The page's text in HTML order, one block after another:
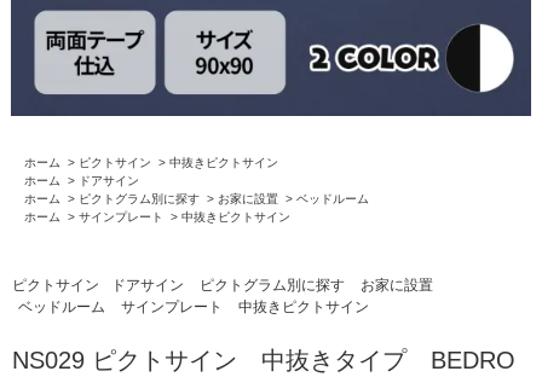
ホーム > ピクトサイン > 中抜きピクトサイン
ホーム
> ドアサイン
ホーム
> ピクトグラム別に探す > お家に設置 > ベッドルーム
ホーム
> サインプレート > 中抜きピクトサイン
ピクトサイン ドアサイン ピクトグラム別に探す
お家に設置
ベッドルーム
サインプレート 中抜きピクトサイン
NS029 ピクトサイン 中抜きタイプ BEDRO